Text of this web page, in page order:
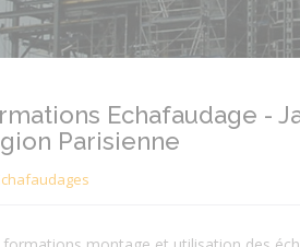
Echafaudage -
Parisienne